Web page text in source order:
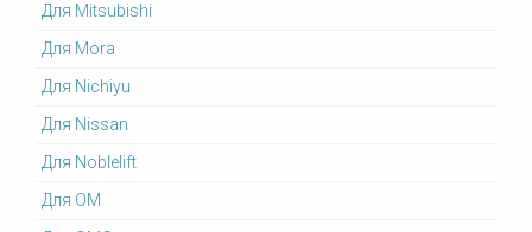
Для Mitsubishi
Для Mora
Для Nichiyu
Для Nissan
Для Noblelift
Для OM